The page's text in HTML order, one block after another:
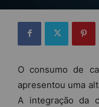
O consumo de
apresentou uma
A integração da